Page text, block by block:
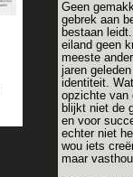
Geen
gebrek aan
bestaan
eiland geen
meeste
jaren
identiteit.
opzichte van
blijkt niet de
en voor
echter niet
wou iets
maar